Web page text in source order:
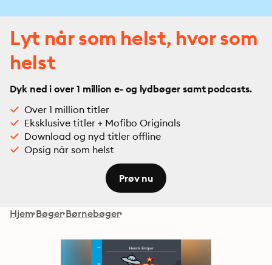
Lyt når som helst, hvor som
helst
Dyk ned i over 1 million e- og lydbøger samt podcasts.
Over 1 million titler
Eksklusive titler + Mofibo Originals
Download og nyd titler offline
Opsig når som helst
Prøv nu
Hjem Bøger Børnebøger